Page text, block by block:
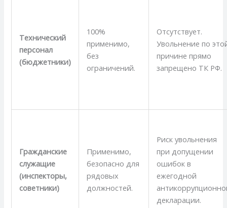
Технический
персонал
(бюджетники)
100%
применимо,
без
ограничений.
Отсутствует.
Увольнение по
причине прямо
запрещено ТК РФ.
Гражданские
служащие
(инспекторы,
советники)
Применимо,
безопасно для
рядовых
должностей.
Риск увольнения
при допущении
ошибок в
ежегодной
декларации.